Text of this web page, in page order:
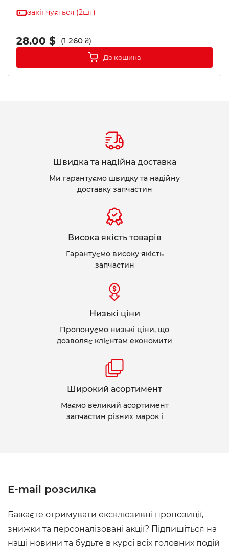
закінчується (2шт)
28.00 $ (1 260 ₴)
До кошика
Швидка та надійна доставка
Ми гарантуємо швидку та надійну
доставку запчастин
Висока якість товарів
Гарантуємо високу якість
запчастин
Низькі ціни
Пропонуємо низькі ціни, що
дозволяє клієнтам економити
Широкий асортимент
Маємо великий асортимент
запчастин різних марок і
E-mail розсилка
Бажаєте отримувати ексклюзивні пропозиції,
знижки та персоналізовані акції? Підпишіться на
наші новини та будьте в курсі всіх головних подій